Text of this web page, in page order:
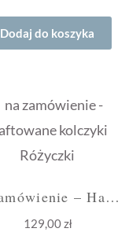
Dodaj do koszyka
na zamówienie – Haftowane kolczyki Różyczki
129,00zł